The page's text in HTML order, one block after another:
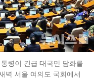
령이 긴급 대국민 담화를
벽 서울 여의도 국회에서